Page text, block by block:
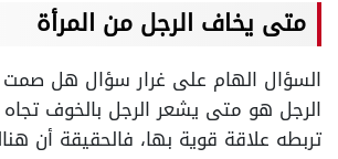
متى يخاف الرجل من المرأة
السؤال الهام على غرار سؤال هل صمت
الرجل هو متى يشعر الرجل بالخوف تجاه
تربطه علاقة قوية بها، فالحقيقة أن